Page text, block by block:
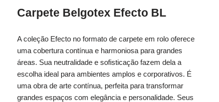
Carpete Belgotex Efecto BL
A coleção Efecto no formato de carpete em rolo oferece
uma cobertura contínua e harmoniosa para grandes
áreas. Sua neutralidade e sofisticação fazem dela a
escolha ideal para ambientes amplos e corporativos. É
uma obra de arte contínua, perfeita para transformar
grandes espaços com elegância e personalidade. Seus